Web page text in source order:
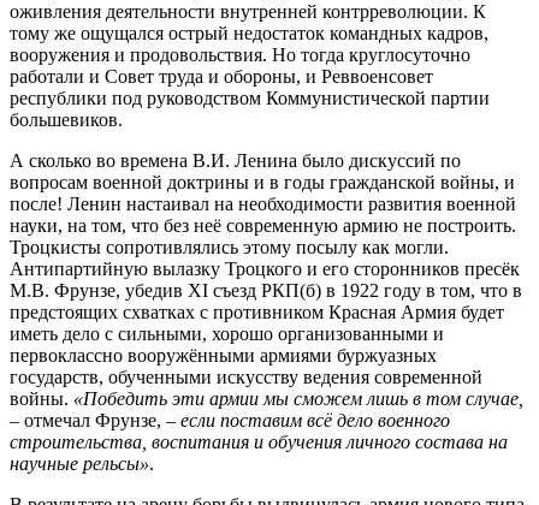
оживления деятельности внутренней контрреволюции. К
тому же ощущался острый недостаток командных кадров,
вооружения и продовольствия. Но тогда круглосуточно
работали и Совет труда и обороны, и Реввоенсовет
республики под руководством Коммунистической партии
большевиков.
А сколько во времена В.И. Ленина было дискуссий по
вопросам военной доктрины и в годы гражданской войны, и
после! Ленин настаивал на необходимости развития военной
науки, на том, что без неё современную армию не построить.
Троцкисты сопротивлялись этому посылу как могли.
Антипартийную вылазку Троцкого и его сторонников пресёк
М.В. Фрунзе, убедив XI съезд РКП(б) в 1922 году в том, что в
предстоящих схватках с противником Красная Армия будет
иметь дело с сильными, хорошо организованными и
первоклассно вооружёнными армиями буржуазных
государств, обученными искусству ведения современной
войны. «Победить эти армии мы сможем лишь в том случае,
– отмечал Фрунзе, – если поставим всё дело военного
строительства, воспитания и обучения личного состава на
научные рельсы».